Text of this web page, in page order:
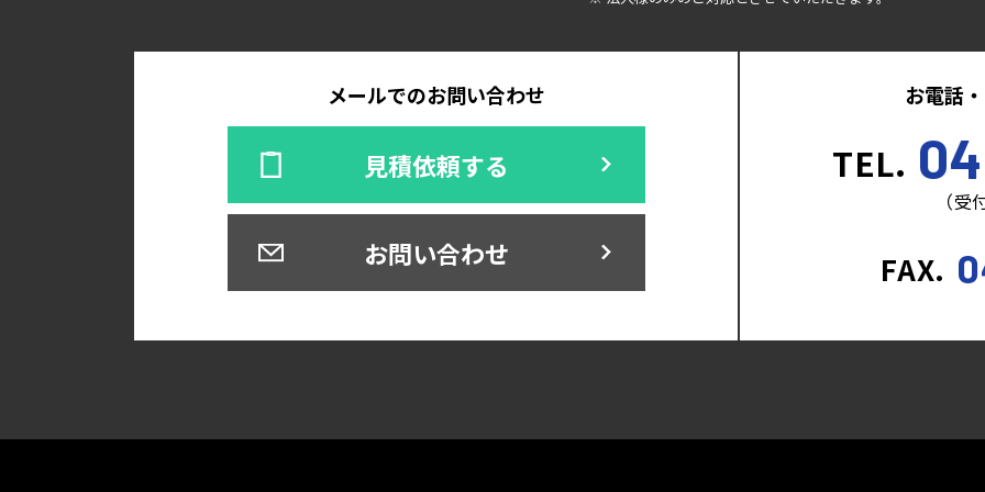
メールでのお問い合わせ
見積依頼する
お問い合わせ
お電話
TEL.
（
FAX.